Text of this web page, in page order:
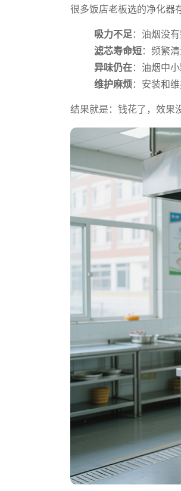
很多饭店老板选的净化器
吸力不足 ：油烟没
滤芯寿命短：频繁
异味仍在：油烟中
维护麻烦 ：安装和
结果就是：钱花了，效果